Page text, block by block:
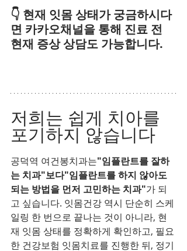
👇 현재 잇몸 상태가 궁금하시다
면 카카오채널을 통해 진료 전
현재 증상 상담도 가능합니다.
저희는 쉽게 치아를
포기하지 않습니다
공덕역 여건봉치과는"임플란트를 잘하
는 치과"보다"임플란트를 하지 않아도
되는 방법을 먼저 고민하는 치과"가 되
고 싶습니다. 잇몸건강 역시 단순히 스케
일링 한 번으로 끝나는 것이 아니라, 현
재 잇몸 상태를 정확하게 확인하고, 필요
한 건강보험 잇몸치료를 진행한 뒤, 정기